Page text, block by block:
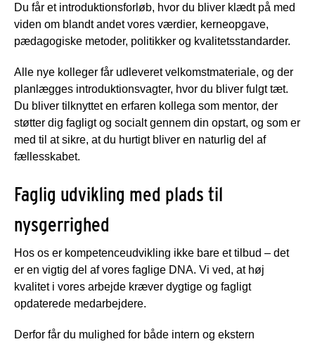
Du får et introduktionsforløb, hvor du bliver klædt på med
viden om blandt andet vores værdier, kerneopgave,
pædagogiske metoder, politikker og kvalitetsstandarder.
Alle nye kolleger får udleveret velkomstmateriale, og der
planlægges introduktionsvagter, hvor du bliver fulgt tæt.
Du bliver tilknyttet en erfaren kollega som mentor, der
støtter dig fagligt og socialt gennem din opstart, og som er
med til at sikre, at du hurtigt bliver en naturlig del af
fællesskabet.
Faglig udvikling med plads til
nysgerrighed
Hos os er kompetenceudvikling ikke bare et tilbud – det
er en vigtig del af vores faglige DNA. Vi ved, at høj
kvalitet i vores arbejde kræver dygtige og fagligt
opdaterede medarbejdere.
Derfor får du mulighed for både intern og ekstern